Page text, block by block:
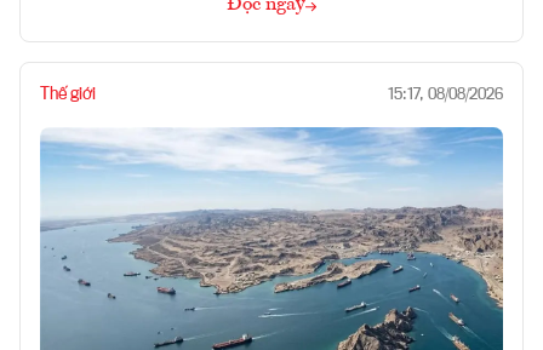
Đọc ngay
Thế giới 15:17, 08/08/2026